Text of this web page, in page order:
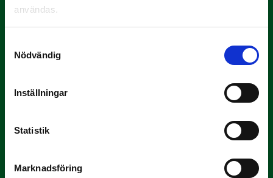
användas.
Nödvändig
Inställningar
Statistik
Marknadsföring
projektil”